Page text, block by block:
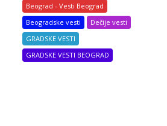
Beograd - Vesti Beograd
Beogradske vesti
Dečije vesti
GRADSKE VESTI
GRADSKE VESTI BEOGRAD